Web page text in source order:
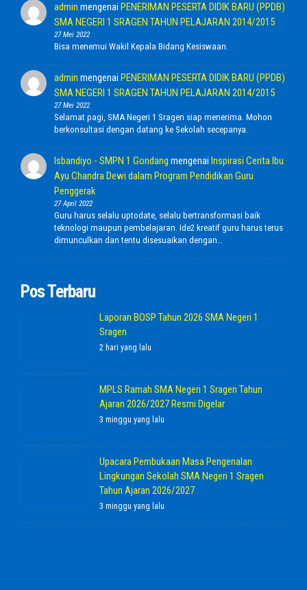
admin mengenai PENERIMAN PESERTA DIDIK BARU (PPDB)
SMA NEGERI 1 SRAGEN TAHUN PELAJARAN 2014/2015
27 Mei 2022
Bisa menemui Wakil Kepala Bidang Kesiswaan.
admin mengenai PENERIMAN PESERTA DIDIK BARU (PPDB)
SMA NEGERI 1 SRAGEN TAHUN PELAJARAN 2014/2015
27 Mei 2022
Selamat pagi, SMA Negeri 1 Sragen siap menerima. Mohon
berkonsultasi dengan datang ke Sekolah secepanya.
Isbandiyo - SMPN 1 Gondang mengenai Inspirasi Cerita Ibu
Ayu Chandra Dewi dalam Program Pendidikan Guru
Penggerak
27 April 2022
Guru harus selalu uptodate, selalu bertransformasi baik
teknologi maupun pembelajaran. Ide2 kreatif guru harus terus
dimunculkan dan tentu disesuaikan dengan…
Pos Terbaru
Laporan BOSP Tahun 2026 SMA Negeri 1
Sragen
2 hari yang lalu
MPLS Ramah SMA Negeri 1 Sragen Tahun
Ajaran 2026/2027 Resmi Digelar
3 minggu yang lalu
Upacara Pembukaan Masa Pengenalan
Lingkungan Sekolah SMA Negeri 1 Sragen
Tahun Ajaran 2026/2027
3 minggu yang lalu